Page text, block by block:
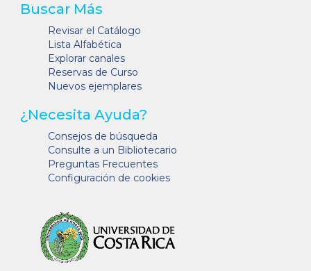
Buscar Más
Revisar el Catálogo
Lista Alfabética
Explorar canales
Reservas de Curso
Nuevos ejemplares
¿Necesita Ayuda?
Consejos de búsqueda
Consulte a un Bibliotecario
Preguntas Frecuentes
Configuración de cookies